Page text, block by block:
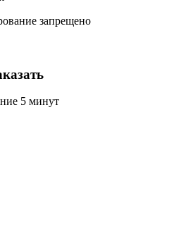
запрещено
5 минут